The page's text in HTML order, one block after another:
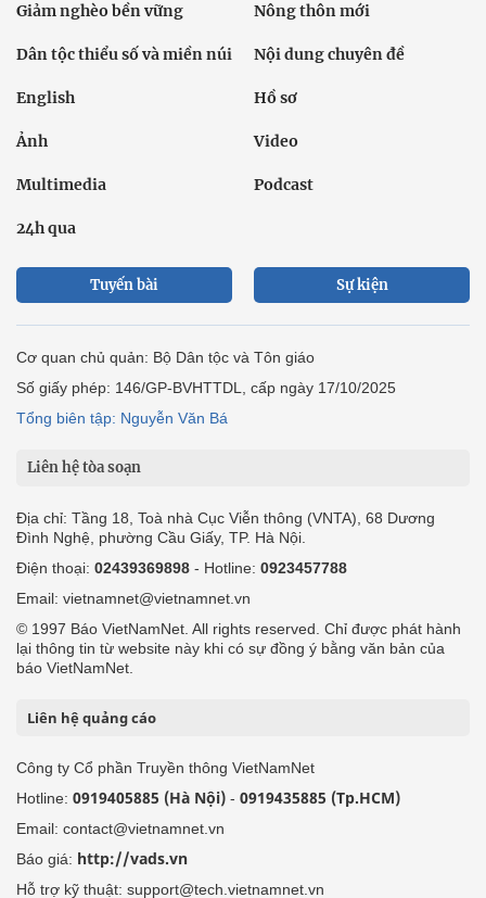
Giảm nghèo bền vững Nông thôn mới
Dân tộc thiểu số và miền núi Nội dung chuyên đề
English Hồ sơ
Ảnh Video
Multimedia Podcast
24h qua
Tuyến bài Sự kiện
Cơ quan chủ quản: Bộ Dân tộc và Tôn giáo
Số giấy phép: 146/GP-BVHTTDL, cấp ngày 17/10/2025
Tổng biên tập: Nguyễn Văn Bá
Liên hệ tòa soạn
Địa chỉ: Tầng 18, Toà nhà Cục Viễn thông (VNTA), 68 Dương
Đình Nghệ, phường Cầu Giấy, TP. Hà Nội.
Điện thoại: 02439369898 - Hotline: 0923457788
Email: vietnamnet@vietnamnet.vn
© 1997 Báo VietNamNet. All rights reserved. Chỉ được phát hành
lại thông tin từ website này khi có sự đồng ý bằng văn bản của
báo VietNamNet.
Liên hệ quảng cáo
Công ty Cổ phần Truyền thông VietNamNet
Hotline: 0919405885 (Hà Nội) - 0919435885 (Tp.HCM)
Email: contact@vietnamnet.vn
Báo giá: http://vads.vn
Hỗ trợ kỹ thuật: support@tech.vietnamnet.vn